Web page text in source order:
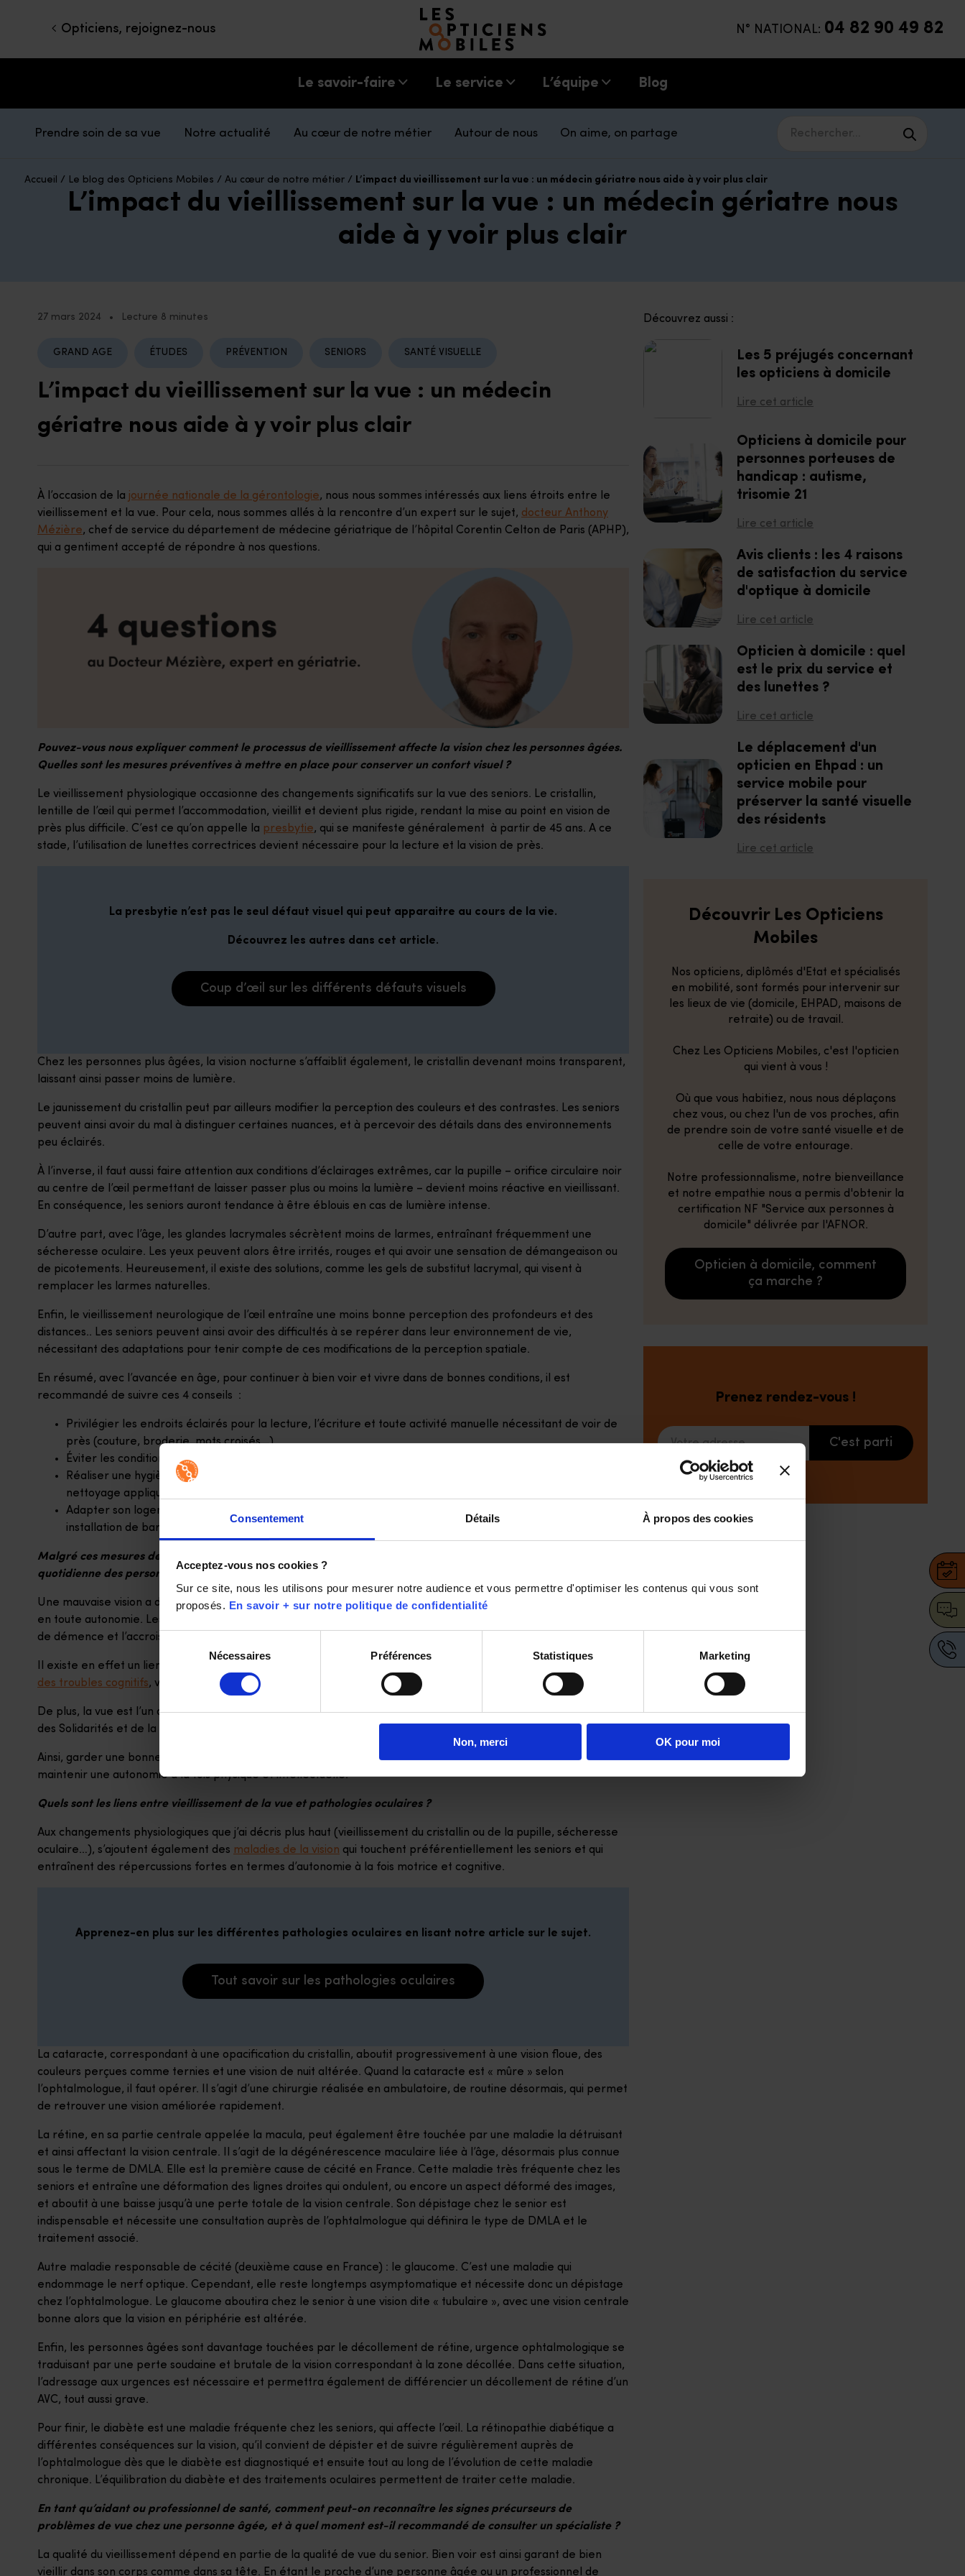
Consentement Détails À propos des cookies
Acceptez-vous nos cookies ?
Sur ce site, nous les utilisons pour mesurer notre audience et vous permettre d'optimiser les contenus qui vous sont
proposés. En savoir + sur notre politique de confidentialité
Sélection
consentement
Nécessaires Préférences Statistiques Marketing
Non, merci OK pour moi
Accéder à notre page d'accueil
N° NATIONAL: 04 82 90 49 82
Le savoir-faire Le service L’équipe Blog
Opticiens, rejoignez-nous
Prendre soin de sa vue Notre actualité Au cœur de notre métier Autour de nous On aime, on partage
Accueil / Le blog des Opticiens Mobiles / Au cœur de notre métier / L’impact du vieillissement sur la vue : un médecin gériatre nous aide à y voir plus clair
L’impact du vieillissement sur la vue : un médecin gériatre nous
aide à y voir plus clair
27 mars 2024 • Lecture 8 minutes
GRAND AGE ÉTUDES PRÉVENTION SENIORS SANTÉ VISUELLE
L’impact du vieillissement sur la vue : un médecin
gériatre nous aide à y voir plus clair
À l’occasion de la journée nationale de la gérontologie, nous nous sommes intéressés aux liens étroits entre le
vieillissement et la vue. Pour cela, nous sommes allés à la rencontre d’un expert sur le sujet, docteur Anthony
Mézière, chef de service du département de médecine gériatrique de l’hôpital Corentin Celton de Paris (APHP),
qui a gentiment accepté de répondre à nos questions.
Pouvez-vous nous expliquer comment le processus de vieillissement affecte la vision chez les personnes âgées.
Quelles sont les mesures préventives à mettre en place pour conserver un confort visuel ?
Le vieillissement physiologique occasionne des changements significatifs sur la vue des seniors. Le cristallin,
lentille de l’œil qui permet l’accommodation, vieillit et devient plus rigide, rendant la mise au point en vision de
près plus difficile. C’est ce qu’on appelle la presbytie, qui se manifeste généralement à partir de 45 ans. A ce
stade, l’utilisation de lunettes correctrices devient nécessaire pour la lecture et la vision de près.
La presbytie n’est pas le seul défaut visuel qui peut apparaitre au cours de la vie.
Découvrez les autres dans cet article.
Coup d’œil sur les différents défauts visuels
Chez les personnes plus âgées, la vision nocturne s’affaiblit également, le cristallin devenant moins transparent,
laissant ainsi passer moins de lumière.
Le jaunissement du cristallin peut par ailleurs modifier la perception des couleurs et des contrastes. Les seniors
peuvent ainsi avoir du mal à distinguer certaines nuances, et à percevoir des détails dans des environnements
peu éclairés.
À l’inverse, il faut aussi faire attention aux conditions d’éclairages extrêmes, car la pupille – orifice circulaire noir
au centre de l’œil permettant de laisser passer plus ou moins la lumière – devient moins réactive en vieillissant.
En conséquence, les seniors auront tendance à être éblouis en cas de lumière intense.
D’autre part, avec l’âge, les glandes lacrymales sécrètent moins de larmes, entraînant fréquemment une
sécheresse oculaire. Les yeux peuvent alors être irrités, rouges et qui avoir une sensation de démangeaison ou
de picotements. Heureusement, il existe des solutions, comme les gels de substitut lacrymal, qui visent à
remplacer les larmes naturelles.
Enfin, le vieillissement neurologique de l’œil entraîne une moins bonne perception des profondeurs et des
distances.. Les seniors peuvent ainsi avoir des difficultés à se repérer dans leur environnement de vie,
nécessitant des adaptations pour tenir compte de ces modifications de la perception spatiale.
En résumé, avec l’avancée en âge, pour continuer à bien voir et vivre dans de bonnes conditions, il est
recommandé de suivre ces 4 conseils :
Privilégier les endroits éclairés pour la lecture, l’écriture et toute activité manuelle nécessitant de voir de
près (couture, broderie, mots croisés…)
Éviter les conditions d’éclairage intenses, facteurs d’éblouissement et d’inconfort
Réaliser une hygiène minutieuse des paupières par l’application de compresses chaudes ou bien un
nettoyage appliqué du bord des paupières à l’aide d’un produit stérile adapté.
Adapter son logement pour faciliter l’évaluation des distances (éclairage automatique, chemin lumineux,
installation de barres d’appui…)
Malgré ces mesures de prévention, lorsque la vue baisse avec l’âge, quels sont les impacts sur la vie
quotidienne des personnes âgées ?
Une mauvaise vision a des conséquences concrètes sur le quotidien du patient et sur sa capacité à “bien vieillir”,
en toute autonomie. Les deux principaux effets collatéraux d’une perte de la vue sont l’augmentation du risque
de démence et l’accroissement du risque de chute.
Il existe en effet un lien établi entre la santé visuelle et la santé cognitive :
des troubles cognitifs, voire des démences telles que la maladie d’Alzheimer.
De plus, la vue est l’un des principaux facteurs de chute. D’après le plan anti-chute présenté par le Ministère
des Solidarités et de la Santé en février 2022, elle en était d’ailleurs l’un des 5 signes “avant-chuteur”.
Ainsi, garder une bonne vision le plus longtemps possible assure unvieillissement réussi, en permettant de
maintenir une autonomie à la fois physique et intellectuelle.
Quels sont les liens entre vieillissement de la vue et pathologies oculaires ?
Aux changements physiologiques que j’ai décris plus haut (vieillissement du cristallin ou de la pupille, sécheresse
oculaire…), s’ajoutent également des maladies de la vision qui touchent préférentiellement les seniors et qui
entraînent des répercussions fortes en termes d’autonomie à la fois motrice et cognitive.
Apprenez-en plus sur les différentes pathologies oculaires en lisant notre article sur le sujet.
Tout savoir sur les pathologies oculaires
La cataracte, correspondant à une opacification du cristallin, aboutit progressivement à une vision floue, des
couleurs perçues comme ternies et une vision de nuit altérée. Quand la cataracte est « mûre » selon
l’ophtalmologue, il faut opérer. Il s’agit d’une chirurgie réalisée en ambulatoire, de routine désormais, qui permet
de retrouver une vision améliorée rapidement.
La rétine, en sa partie centrale appelée la macula, peut également être touchée par une maladie la détruisant
et ainsi affectant la vision centrale. Il s’agit de la dégénérescence maculaire liée à l’âge, désormais plus connue
sous le terme de DMLA. Elle est la première cause de cécité en France. Cette maladie très fréquente chez les
seniors et entraîne une déformation des lignes droites qui ondulent, ou encore un aspect déformé des images,
et aboutit à une baisse jusqu’à une perte totale de la vision centrale. Son dépistage chez le senior est
indispensable et nécessite une consultation auprès de l’ophtalmologue qui définira le type de DMLA et le
traitement associé.
Autre maladie responsable de cécité (deuxième cause en France) : le glaucome. C’est une maladie qui
endommage le nerf optique. Cependant, elle reste longtemps asymptomatique et nécessite donc un dépistage
chez l’ophtalmologue. Le glaucome aboutira chez le senior à une vision dite « tubulaire », avec une vision centrale
bonne alors que la vision en périphérie est altérée.
Enfin, les personnes âgées sont davantage touchées par le décollement de rétine, urgence ophtalmologique se
traduisant par une perte soudaine et brutale de la vision correspondant à la zone décollée. Dans cette situation,
l’adressage aux urgences est nécessaire et permettra également de différencier un décollement de rétine d’un
AVC, tout aussi grave.
Pour finir, le diabète est une maladie fréquente chez les seniors, qui affecte l’œil. La rétinopathie diabétique a
différentes conséquences sur la vision, qu’il convient de dépister et de suivre régulièrement auprès de
l’ophtalmologue dès que le diabète est diagnostiqué et ensuite tout au long de l’évolution de cette maladie
chronique. L’équilibration du diabète et des traitements oculaires permettent de traiter cette maladie.
En tant qu’aidant ou professionnel de santé, comment peut-on reconnaître les signes précurseurs de
problèmes de vue chez une personne âgée, et à quel moment est-il recommandé de consulter un spécialiste ?
La qualité du vieillissement dépend en partie de la qualité de vue du senior. Bien voir est ainsi garant de bien
vieillir dans son corps comme dans sa tête. En étant le proche d’une personne âgée ou un professionnel de
Découvrez aussi :
Les 5 préjugés concernant
les opticiens à domicile
Lire cet article
Opticiens à domicile pour
personnes porteuses de
handicap : autisme,
trisomie 21
Lire cet article
Avis clients : les 4 raisons
de satisfaction du service
d'optique à domicile
Lire cet article
Opticien à domicile : quel
est le prix du service et
des lunettes ?
Lire cet article
Le déplacement d'un
opticien en Ehpad : un
service mobile pour
préserver la santé visuelle
des résidents
Lire cet article
Découvrir Les Opticiens
Mobiles
Nos opticiens, diplômés d'Etat et spécialisés
en mobilité, sont formés pour intervenir sur
les lieux de vie (domicile, EHPAD, maisons de
retraite) ou de travail.
Chez Les Opticiens Mobiles, c'est l'opticien
qui vient à vous !
Où que vous habitiez, nous nous déplaçons
chez vous, ou chez l'un de vos proches, afin
de prendre soin de votre santé visuelle et de
celle de votre entourage.
Notre professionnalisme, notre bienveillance
et notre empathie nous a permis d'obtenir la
certification NF "Service aux personnes à
domicile" délivrée par l'AFNOR.
Opticien à domicile, comment
ça marche ?
Prenez rendez-vous !
C'est parti